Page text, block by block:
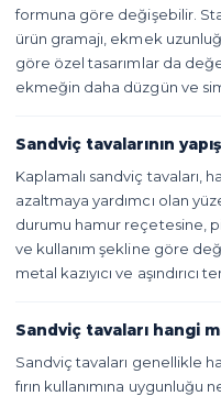
formuna göre değişebilir.
ürün gramajı, ekmek
göre özel tasarımlar da
ekmeğin daha düzgün ve
Sandviç tavalarının
Kaplamalı sandviç tavaları,
azaltmaya yardımcı olan
durumu hamur reçetesine,
ve kullanım şekline göre
metal kazıyıcı ve aşındırıcı
Sandviç tavaları hangi
Sandviç tavaları genellikle
fırın kullanımına